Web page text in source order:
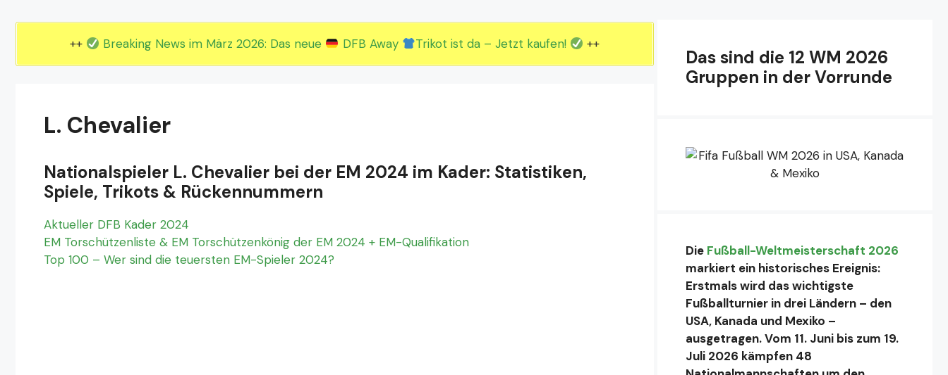
++ Breaking News im März 2026: Das neue DFB Away Trikot ist da – Jetzt kaufen! ++
L. Chevalier
Nationalspieler L. Chevalier bei der EM 2024 im Kader: Statistiken,
Spiele, Trikots & Rückennummern
Aktueller DFB Kader 2024
EM Torschützenliste & EM Torschützenkönig der EM 2024 + EM-Qualifikation
Top 100 – Wer sind die teuersten EM-Spieler 2024?
Das sind die 12 WM 2026
Gruppen in der Vorrunde
Die Fußball-Weltmeisterschaft 2026
markiert ein historisches Ereignis:
Erstmals wird das wichtigste
Fußballturnier in drei Ländern – den
USA, Kanada und Mexiko –
ausgetragen. Vom 11. Juni bis zum 19.
Juli 2026 kämpfen 48